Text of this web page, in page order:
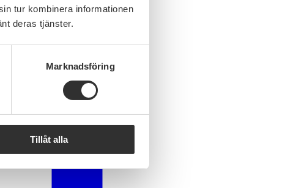
tur kombinera informationen
deras tjänster.
Marknadsföring
Tillåt alla